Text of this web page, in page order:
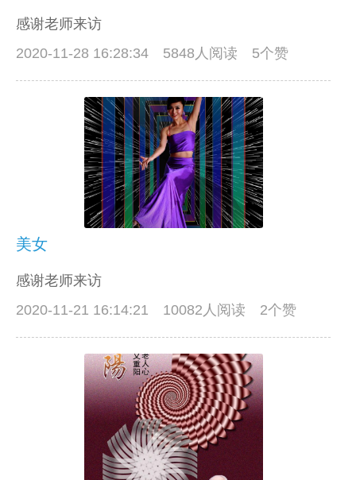
感谢老师来访
2020-11-28 16:28:34
5848人阅读 5个赞
美女
感谢老师来访
2020-11-21 16:14:21
10082人阅读 2个赞